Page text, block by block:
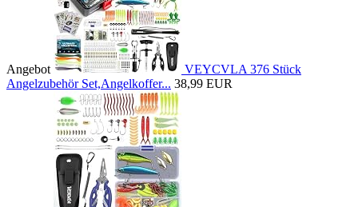
Angebot
VEYCVLA 376 Stück
Angelzubehör Set,Angelkoffer... 38,99 EUR